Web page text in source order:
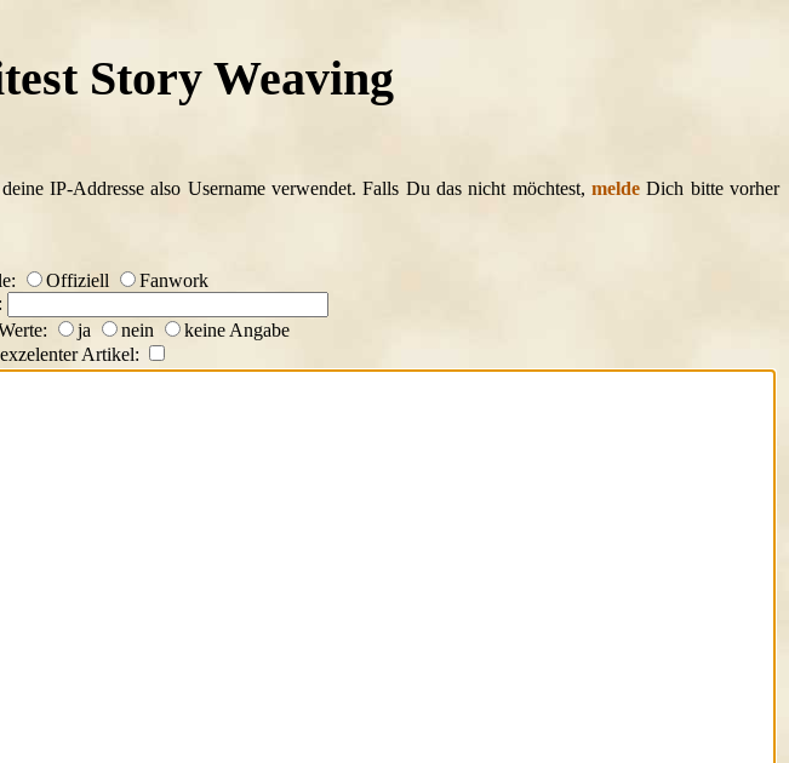
Story Weaving
IP-Addresse also Username verwendet. Falls Du das nicht möchtest,melde Dich bitte vorher
Offiziell
Fanwork
ja nein
keine Angabe
exzelenter Artikel: